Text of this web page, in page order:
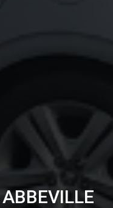
ABBEVILLE